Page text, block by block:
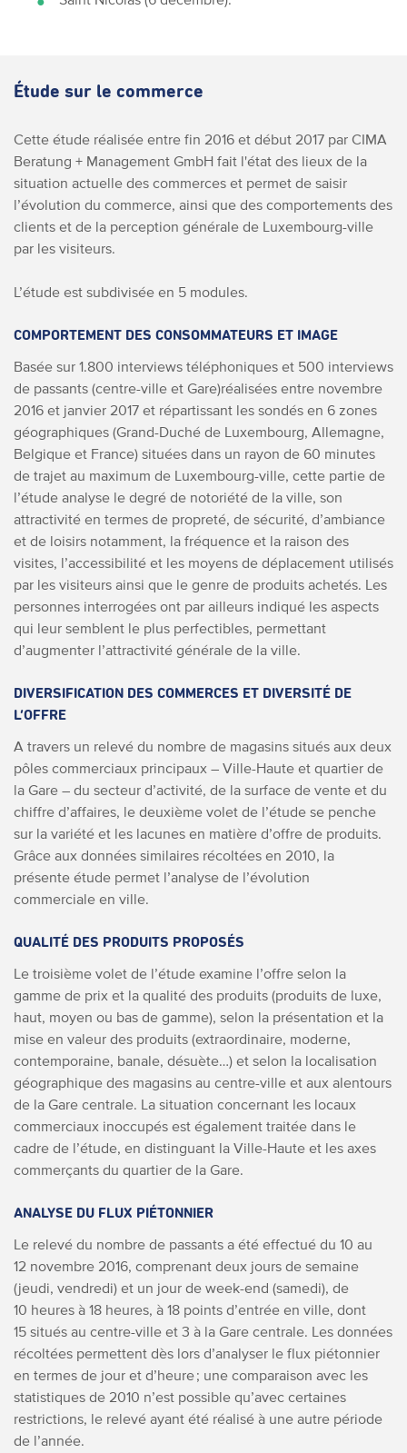
Étude sur le commerce
Cette étude réalisée entre fin 2016 et début 2017 par CIMA
Beratung + Management GmbH fait l'état des lieux de la
situation actuelle des commerces et permet de saisir
l’évolution du commerce, ainsi que des comportements des
clients et de la perception générale de Luxembourg-ville
par les visiteurs.
L’étude est subdivisée en 5 modules.
COMPORTEMENT DES CONSOMMATEURS ET IMAGE
Basée sur 1.800 interviews téléphoniques et 500 interviews
de passants (centre-ville et Gare)réalisées entre novembre
2016 et janvier 2017 et répartissant les sondés en 6 zones
géographiques (Grand-Duché de Luxembourg, Allemagne,
Belgique et France) situées dans un rayon de 60 minutes
de trajet au maximum de Luxembourg-ville, cette partie de
l’étude analyse le degré de notoriété de la ville, son
attractivité en termes de propreté, de sécurité, d’ambiance
et de loisirs notamment, la fréquence et la raison des
visites, l’accessibilité et les moyens de déplacement utilisés
par les visiteurs ainsi que le genre de produits achetés. Les
personnes interrogées ont par ailleurs indiqué les aspects
qui leur semblent le plus perfectibles, permettant
d’augmenter l’attractivité générale de la ville.
DIVERSIFICATION DES COMMERCES ET DIVERSITÉ DE
L’OFFRE
A travers un relevé du nombre de magasins situés aux deux
pôles commerciaux principaux – Ville-Haute et quartier de
la Gare – du secteur d’activité, de la surface de vente et du
chiffre d’affaires, le deuxième volet de l’étude se penche
sur la variété et les lacunes en matière d’offre de produits.
Grâce aux données similaires récoltées en 2010, la
présente étude permet l’analyse de l’évolution
commerciale en ville.
QUALITÉ DES PRODUITS PROPOSÉS
Le troisième volet de l’étude examine l’offre selon la
gamme de prix et la qualité des produits (produits de luxe,
haut, moyen ou bas de gamme), selon la présentation et la
mise en valeur des produits (extraordinaire, moderne,
contemporaine, banale, désuète…) et selon la localisation
géographique des magasins au centre-ville et aux alentours
de la Gare centrale. La situation concernant les locaux
commerciaux inoccupés est également traitée dans le
cadre de l’étude, en distinguant la Ville-Haute et les axes
commerçants du quartier de la Gare.
ANALYSE DU FLUX PIÉTONNIER
Le relevé du nombre de passants a été effectué du 10 au
12 novembre 2016, comprenant deux jours de semaine
(jeudi, vendredi) et un jour de week-end (samedi), de
10 heures à 18 heures, à 18 points d’entrée en ville, dont
15 situés au centre-ville et 3 à la Gare centrale. Les données
récoltées permettent dès lors d’analyser le flux piétonnier
en termes de jour et d’heure ; une comparaison avec les
statistiques de 2010 n’est possible qu’avec certaines
restrictions, le relevé ayant été réalisé à une autre période
de l’année.